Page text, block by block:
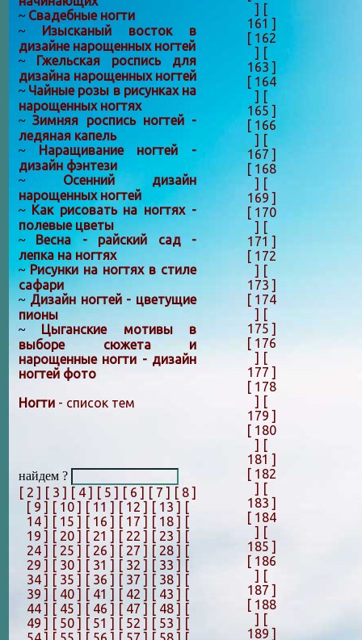
] [
161 ]
[ 162
] [
163 ]
[ 164
] [
165 ]
[ 166
] [
167 ]
[ 168
] [
169 ]
[ 170
] [
171 ]
[ 172
] [
173 ]
[ 174
] [
175 ]
[ 176
] [
177 ]
[ 178
] [
179 ]
[ 180
] [
181 ]
[ 182
] [
183 ]
[ 184
] [
185 ]
[ 186
] [
187 ]
[ 188
] [
189 ]
~ Свадебные ногти
~ Изысканый восток в
дизайне нарощенных ногтей
~ Гжельская роспись для
дизайна нарощенных ногтей
~ Чайные розы в рисунках на
нарощенных ногтях
~Зимняя роспись ногтей -
ледяная капель
~ Наращивание ногтей -
дизайн фэнтези
~ Осенний дизайн
нарощенных ногтей
~ Как рисовать на ногтях -
полевые цветы
~ Весна - райский сад -
лепка на ногтях
~Рисунки на ногтях в стиле
сафари
~ Дизайн ногтей - цветущие
пионы
~ Цыганские мотивы в
выборе сюжета и
нарощенные ногти - дизайн
ногтей фото
Ногти - список тем
найдем ?
[ 2 ] [ 3 ] [ 4 ] [ 5 ] [ 6 ] [ 7 ] [ 8 ]
[ 9 ] [ 10 ] [ 11 ] [ 12 ] [ 13 ] [
14 ] [ 15 ] [ 16 ] [ 17 ] [ 18 ] [
19 ] [ 20 ] [ 21 ] [ 22 ] [ 23 ] [
24 ] [ 25 ] [ 26 ] [ 27 ] [ 28 ] [
29 ] [ 30 ] [ 31 ] [ 32 ] [ 33 ] [
34 ] [ 35 ] [ 36 ] [ 37 ] [ 38 ] [
39 ] [ 40 ] [ 41 ] [ 42 ] [ 43 ] [
44 ] [ 45 ] [ 46 ] [ 47 ] [ 48 ] [
49 ] [ 50 ] [ 51 ] [ 52 ] [ 53 ] [